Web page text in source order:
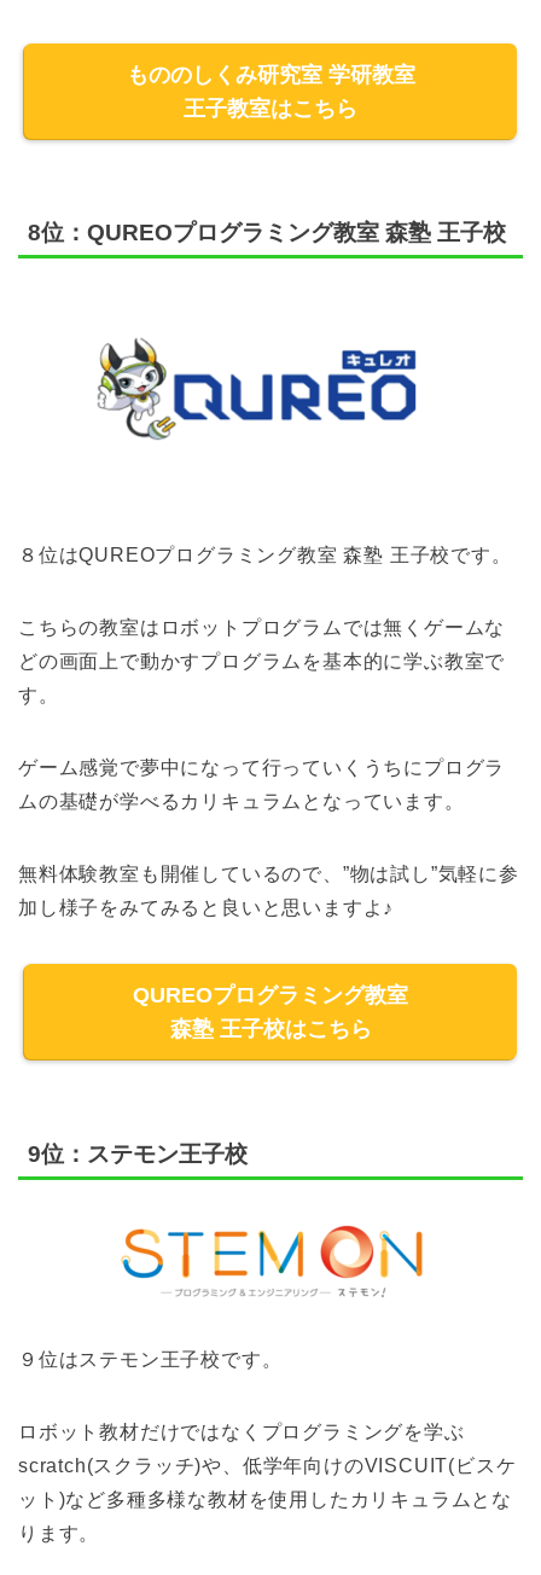
もののしくみ研究室 学研教室
王子教室はこちら
8位：QUREOプログラミング教室 森塾 王子校
８位はQUREOプログラミング教室 森塾 王子校です。
こちらの教室はロボットプログラムでは無くゲームな
どの画面上で動かすプログラムを基本的に学ぶ教室で
す。
ゲーム感覚で夢中になって行っていくうちにプログラ
ムの基礎が学べるカリキュラムとなっています。
無料体験教室も開催しているので、”物は試し”気軽に参
加し様子をみてみると良いと思いますよ♪
QUREOプログラミング教室
森塾 王子校はこちら
9位：ステモン王子校
９位はステモン王子校です。
ロボット教材だけではなくプログラミングを学ぶ
scratch(スクラッチ)や、低学年向けのVISCUIT(ビスケ
ット)など多種多様な教材を使用したカリキュラムとな
ります。